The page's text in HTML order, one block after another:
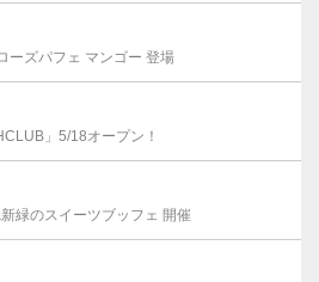
ーズパフェ マンゴー 登場
」5/18オープン！
緑のスイーツブッフェ 開催